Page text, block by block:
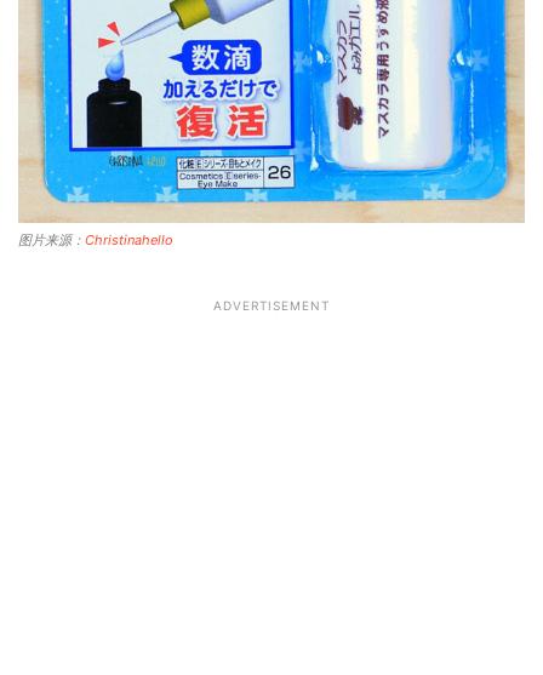
图片来源： Christinahello
ADVERTISEMENT